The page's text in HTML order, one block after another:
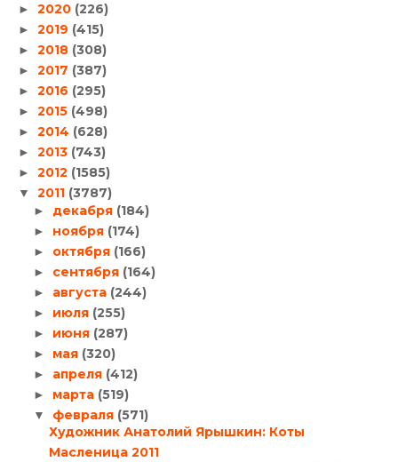
► 2020 (226)
► 2019 (415)
► 2018 (308)
► 2017 (387)
► 2016 (295)
► 2015 (498)
► 2014 (628)
► 2013 (743)
► 2012 (1585)
▼ 2011 (3787)
► декабря (184)
► ноября (174)
► октября (166)
► сентября (164)
► августа (244)
► июля (255)
► июня (287)
► мая (320)
► апреля (412)
► марта (519)
▼ февраля (571)
Художник Анатолий Ярышкин: Коты
Масленица 2011